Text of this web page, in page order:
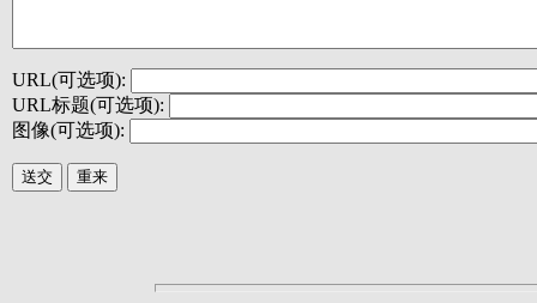
URL(可选项):
URL标题(可选项):
图像(可选项):